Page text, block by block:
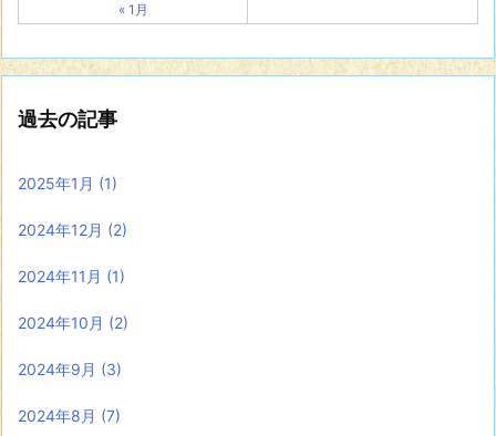
« 1月
過去の記事
2025年1月 (1)
2024年12月 (2)
2024年11月 (1)
2024年10月 (2)
2024年9月 (3)
2024年8月 (7)